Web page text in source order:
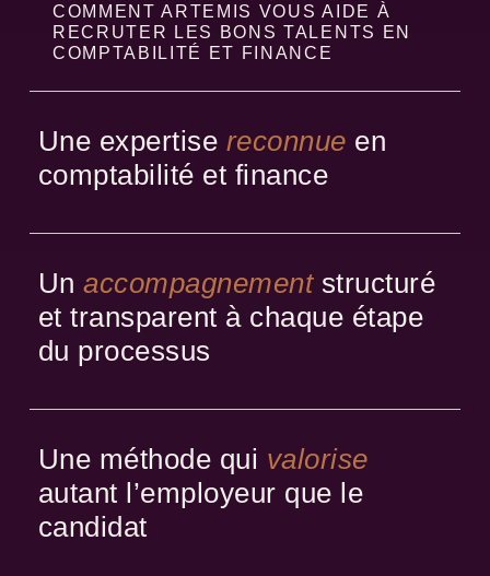
COMMENT ARTEMIS VOUS AIDE À
RECRUTER LES BONS TALENTS EN
COMPTABILITÉ ET FINANCE
Une expertise reconnue en
comptabilité et finance
Unaccompagnementstructuré
et transparent à chaque étape
du processus
Une méthode qui valorise
autant l’employeur que le
candidat